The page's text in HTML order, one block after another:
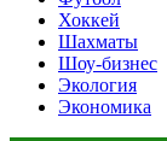
Хоккей
Шахматы
Шоу-бизнес
Экология
Экономика